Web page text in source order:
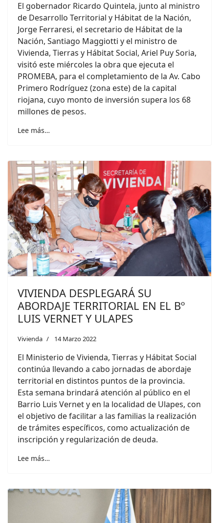
El gobernador Ricardo Quintela, junto al ministro
de Desarrollo Territorial y Hábitat de la Nación,
Jorge Ferraresi, el secretario de Hábitat de la
Nación, Santiago Maggiotti y el ministro de
Vivienda, Tierras y Hábitat Social, Ariel Puy Soria,
visitó este miércoles la obra que ejecuta el
PROMEBA, para el completamiento de la Av. Cabo
Primero Rodríguez (zona este) de la capital
riojana, cuyo monto de inversión supera los 68
millones de pesos.
Lee más…
VIVIENDA DESPLEGARÁ SU
ABORDAJE TERRITORIAL EN EL Bº
LUIS VERNET Y ULAPES
Vivienda 14 Marzo 2022
El Ministerio de Vivienda, Tierras y Hábitat Social
continúa llevando a cabo jornadas de abordaje
territorial en distintos puntos de la provincia.
Esta semana brindará atención al público en el
Barrio Luis Vernet y en la localidad de Ulapes, con
el objetivo de facilitar a las familias la realización
de trámites específicos, como actualización de
inscripción y regularización de deuda.
Lee más…